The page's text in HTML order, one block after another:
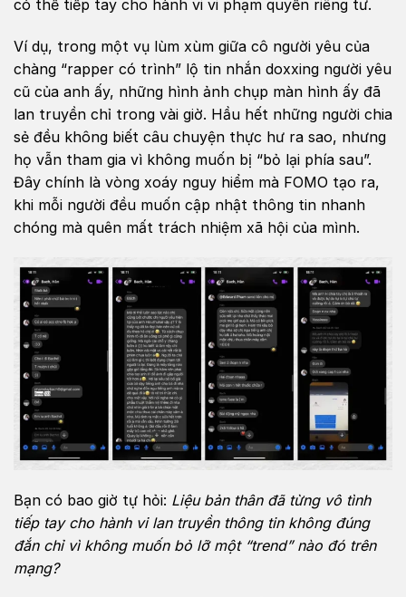
có thể tiếp tay cho hành vi vi phạm quyền riêng tư.
Ví dụ, trong một vụ lùm xùm giữa cô người yêu của
chàng “rapper có trình” lộ tin nhắn doxxing người yêu
cũ của anh ấy, những hình ảnh chụp màn hình ấy đã
lan truyền chỉ trong vài giờ. Hầu hết những người chia
sẻ đều không biết câu chuyện thực hư ra sao, nhưng
họ vẫn tham gia vì không muốn bị “bỏ lại phía sau”.
Đây chính là vòng xoáy nguy hiểm mà FOMO tạo ra,
khi mỗi người đều muốn cập nhật thông tin nhanh
chóng mà quên mất trách nhiệm xã hội của mình.
Bạn có bao giờ tự hỏi: Liệu bản thân đã từng vô tình
tiếp tay cho hành vi lan truyền thông tin không đúng
đắn chỉ vì không muốn bỏ lỡ một “trend” nào đó trên
mạng?